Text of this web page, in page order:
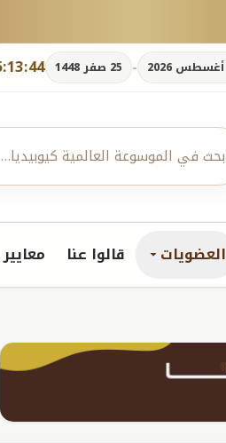
- 25 صفر 1448
العضويات قالوا عنا